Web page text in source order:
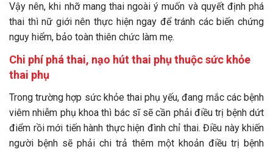
Vậy nên, khi nhỡ mang thai ngoài ý muốn và quyết định phá
thai thì nữ giới nên thực hiện ngay để tránh các biến chứng
nguy hiểm, bảo toàn thiên chức làm mẹ.
Chi phí phá thai, nạo hút thai phụ thuộc sức khỏe
thai phụ
Trong trường hợp sức khỏe thai phụ yếu, đang mắc các bệnh
viêm nhiễm phụ khoa thì bác sĩ sẽ cần phải điều trị bệnh dứt
điểm rồi mới tiến hành thực hiện đình chỉ thai. Điều này khiến
người bệnh sẽ phải chi trả thêm một khoản điều trị bệnh